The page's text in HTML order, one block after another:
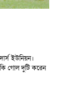
ইউনিয়ন।
গোল দুটি করেন